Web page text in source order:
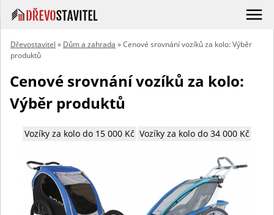
Dřevostavitel » Dům a zahrada » Cenové srovnání vozíků za kolo: Výběr
produktů
Cenové srovnání vozíků za kolo:
Výběr produktů
Vozíky za kolo do 15 000 Kč Vozíky za kolo do 34 000 Kč